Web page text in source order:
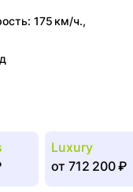
175 км/ч.,
Luxury
от 712 200 ₽